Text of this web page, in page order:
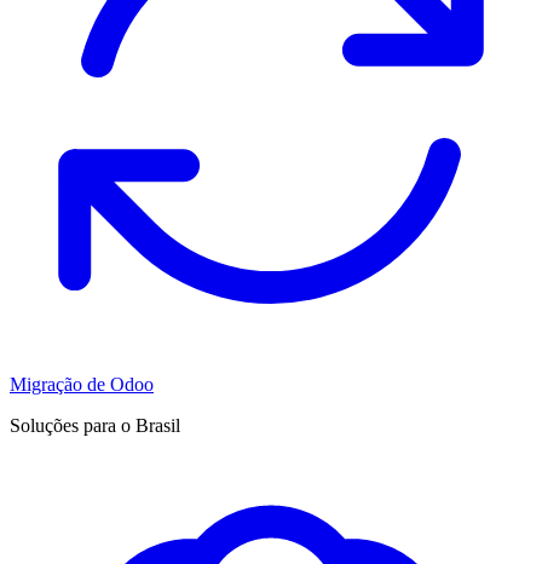
Migração de Odoo
Soluções para o Brasil